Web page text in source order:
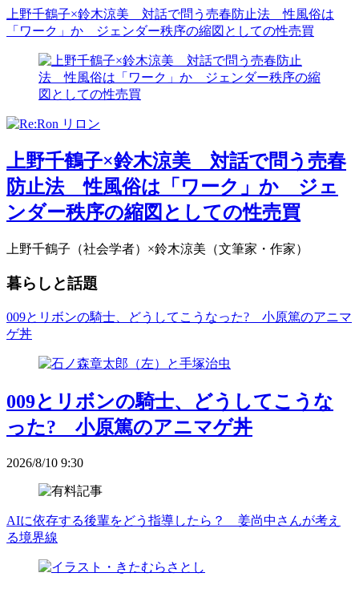
上野千鶴子×鈴木涼美 対話で問う売春防止法 性風俗は
「ワーク」か ジェンダー秩序の縮図としての性売買
上野千鶴子×鈴木涼美 対話で問う売春
防止法 性風俗は「ワーク」か ジェ
ンダー秩序の縮図としての性売買
上野千鶴子（社会学者）×鈴木涼美（文筆家・作家）
暮らしと話題
009とリボンの騎士、どうしてこうなった? 小原篤のアニマ
ゲ丼
009とリボンの騎士、どうしてこうな
った? 小原篤のアニマゲ丼
2026/8/10 9:30
AIに依存する後輩をどう指導したら？ 姜尚中さんが考え
る境界線